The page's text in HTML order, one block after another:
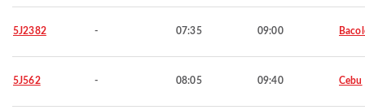
5J2382 - 07:35 09:00
5J562 - 08:05 09:40 Cebu